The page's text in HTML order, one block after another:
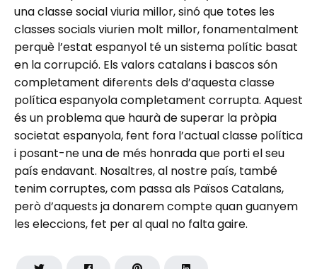
una classe social viuria millor, sinó que totes les
classes socials viurien molt millor, fonamentalment
perquè l’estat espanyol té un sistema polític basat
en la corrupció. Els valors catalans i bascos són
completament diferents dels d’aquesta classe
política espanyola completament corrupta. Aquest
és un problema que haurà de superar la pròpia
societat espanyola, fent fora l’actual classe política
i posant-ne una de més honrada que porti el seu
país endavant. Nosaltres, al nostre país, també
tenim corruptes, com passa als Països Catalans,
però d’aquests ja donarem compte quan guanyem
les eleccions, fet per al qual no falta gaire.